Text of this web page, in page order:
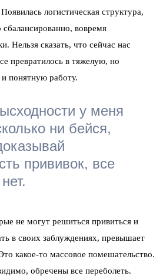
логистическая структура,
сбалансированно, вовремя
Нельзя сказать, что сейчас нас
превратилось в тяжелую, но
понятную работу.
у меня
ни бейся,
прививок, все
не могут решиться привиться и
в своих заблуждениях, превышает
какое-то массовое помешательство.
обречены все переболеть.